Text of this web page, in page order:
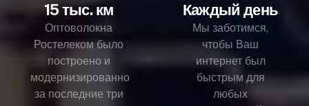
15 тыс. км
Оптоволокна
Ростелеком было
построено и
модернизированно
за последние три
Каждый день
Мы заботимся,
чтобы Ваш
интернет был
быстрым для
любых